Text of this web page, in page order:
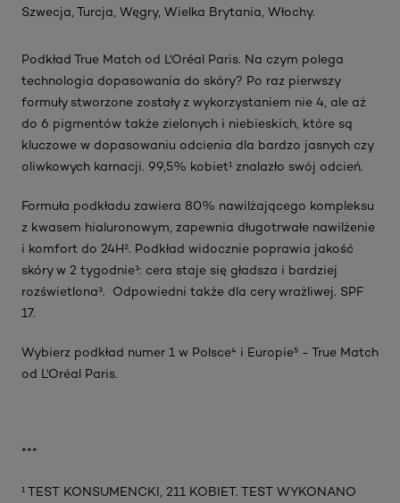
Szwecja, Turcja, Węgry, Wielka Brytania, Włochy.​
Podkład True Match od L'Oréal Paris. Na czym polega
technologia dopasowania do skóry? Po raz pierwszy
formuły stworzone zostały z wykorzystaniem nie 4, ale aż
do 6 pigmentów także zielonych i niebieskich, które są
kluczowe w dopasowaniu odcienia dla bardzo jasnych czy
oliwkowych karnacji. 99,5% kobiet¹ znalazło swój odcień.
Formuła podkładu zawiera 80% nawilżającego kompleksu
z kwasem hialuronowym, zapewnia długotrwałe nawilżenie
i komfort do 24H². Podkład widocznie poprawia jakość
skóry w 2 tygodnie³: cera staje się gładsza i bardziej
rozświetlona³. Odpowiedni także dla cery wrażliwej. SPF
17.
Wybierz podkład numer 1 w Polsce⁴ i Europie⁵ - True Match
od L'Oréal Paris.
***
¹ TEST KONSUMENCKI, 211 KOBIET. TEST WYKONANO